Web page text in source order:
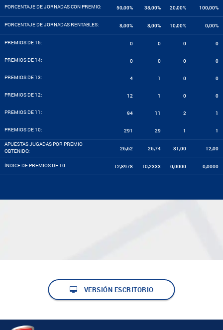
PORCENTAJE DE JORNADAS CON PREMIO: 50,00% 38,00% 20,00% 100,00%
PORCENTAJE DE JORNADAS RENTABLES: 8,00% 8,00% 10,00% 0,00%
PREMIOS DE 15: 0 0 0 0
PREMIOS DE 14: 0 0 0 0
PREMIOS DE 13: 4 1 0 0
PREMIOS DE 12: 12 1 0 0
PREMIOS DE 11: 94 11 2 1
PREMIOS DE 10: 291 29 1 1
APUESTAS JUGADAS POR PREMIO
OBTENIDO:
26,62 26,74 81,00 12,00
ÍNDICE DE PREMIOS DE 10: 12,8978 10,2333 0,0000 0,0000
VERSIÓN ESCRITORIO